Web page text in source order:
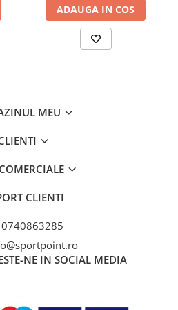
ADAUGA IN COS
MEU
CLIENTI
0740863285
NE IN SOCIAL MEDIA